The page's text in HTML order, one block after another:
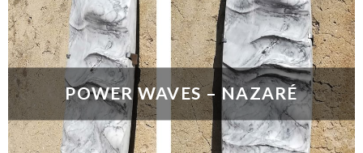
POWER WAVES – NAZARÉ